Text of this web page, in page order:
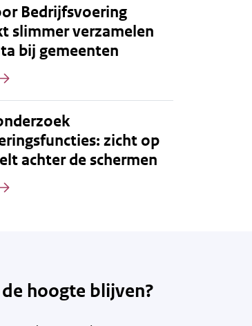
Bedrijfsvoering
slimmer verzamelen
bij gemeenten
zicht op
achter de schermen
hoogte blijven?